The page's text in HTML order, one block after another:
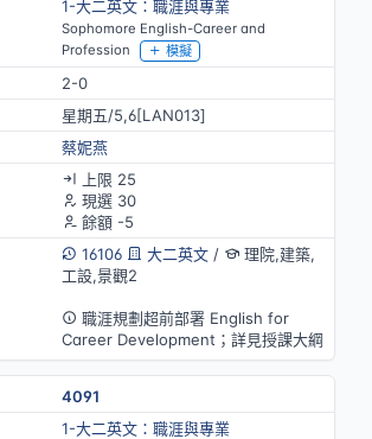
1-大二英文：職涯與專業
Sophomore English-Career and
Profession
模擬
2-0
星期五/5,6[LAN013]
蔡妮燕
上限 25
現選 30
餘額 -5
16106
大二英文/
理院,建築,
工設,景觀2
職涯規劃超前部署 English for
Career Development；詳見授課大綱
4091
1-大二英文：職涯與專業